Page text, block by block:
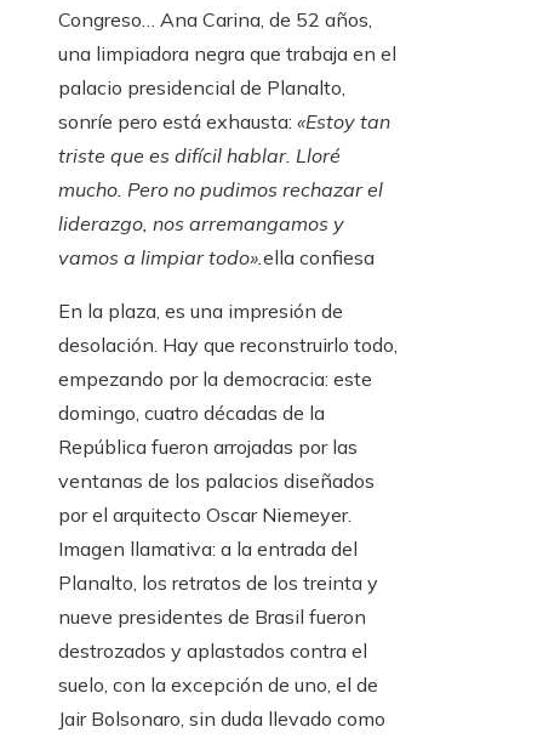
Congreso… Ana Carina, de 52 años,
una limpiadora negra que trabaja en el
palacio presidencial de Planalto,
sonríe pero está exhausta: «Estoy tan
triste que es difícil hablar. Lloré
mucho. Pero no pudimos rechazar el
liderazgo, nos arremangamos y
vamos a limpiar todo».ella confiesa
En la plaza, es una impresión de
desolación. Hay que reconstruirlo todo,
empezando por la democracia: este
domingo, cuatro décadas de la
República fueron arrojadas por las
ventanas de los palacios diseñados
por el arquitecto Oscar Niemeyer.
Imagen llamativa: a la entrada del
Planalto, los retratos de los treinta y
nueve presidentes de Brasil fueron
destrozados y aplastados contra el
suelo, con la excepción de uno, el de
Jair Bolsonaro, sin duda llevado como